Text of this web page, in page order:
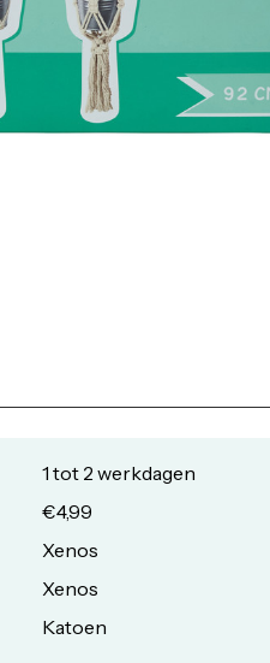
1 tot 2 werkdagen
€4,99
Xenos
Xenos
Katoen